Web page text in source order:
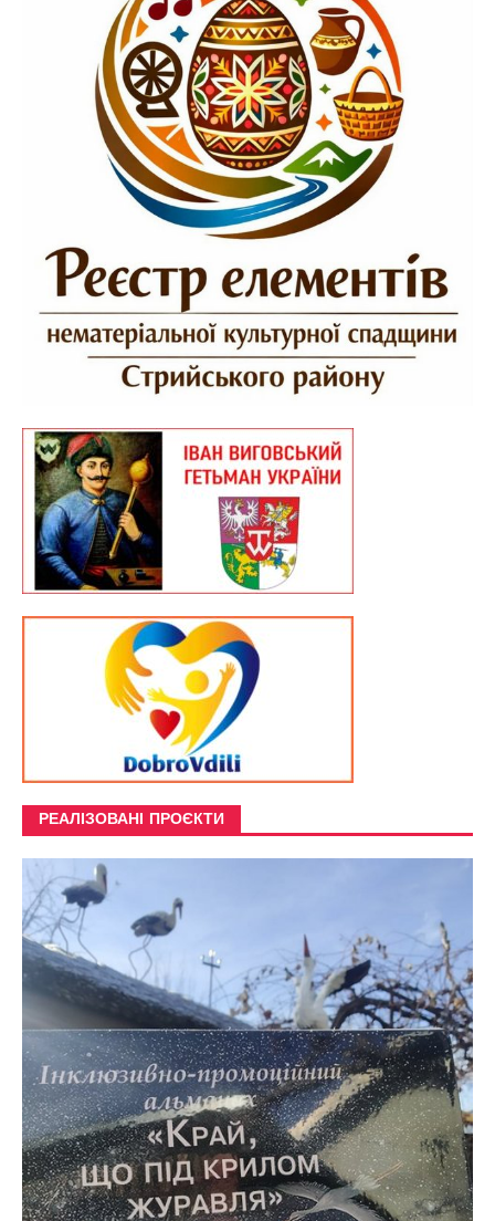
РЕАЛІЗОВАНІ ПРОЄКТИ